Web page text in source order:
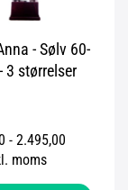
- Sølv 60-
3 størrelser
- 2.495,00
moms